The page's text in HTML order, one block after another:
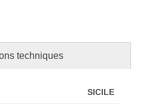
techniques
SICILE